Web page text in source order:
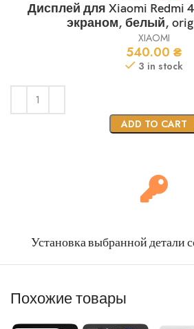
Дисплей для Xiaomi Redmi
экраном, белый,
XIAOMI
540.00 ₴
3 in stock
ADD TO CART
Установка выбранной детали
Похожие товары